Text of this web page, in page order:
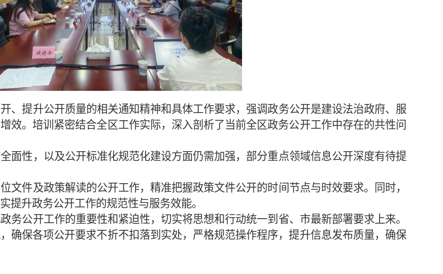
、提升公开质量的相关通知精神和具体工作要求，强调政务公开是建设法治政府、服
效。培训紧密结合全区工作实际，深入剖析了当前全区政务公开工作中存在的共性问
面性，以及公开标准化规范化建设方面仍需加强，部分重点领域信息公开深度有待提
文件及政策解读的公开工作，精准把握政策文件公开的时间节点与时效要求。同时，
提升政务公开工作的规范性与服务效能。
务公开工作的重要性和紧迫性，切实将思想和行动统一到省、市最新部署要求上来。
确保各项公开要求不折不扣落到实处，严格规范操作程序，提升信息发布质量，确保